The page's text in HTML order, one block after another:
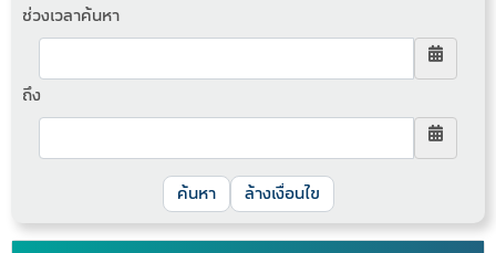
ช่วงเวลาค้นหา
ถึง
ล้างเงื่อนไข